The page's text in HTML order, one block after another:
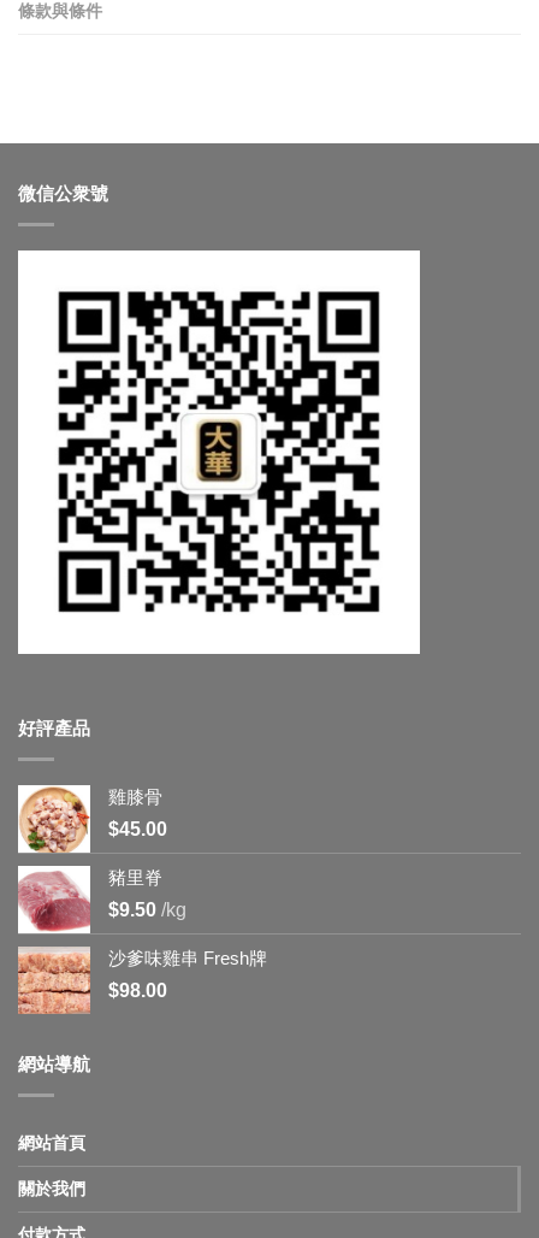
條款與條件
微信公衆號
好評產品
雞膝骨
$45.00
豬里脊
$9.50 /kg
沙爹味雞串 Fresh牌
$98.00
網站導航
網站首頁
關於我們